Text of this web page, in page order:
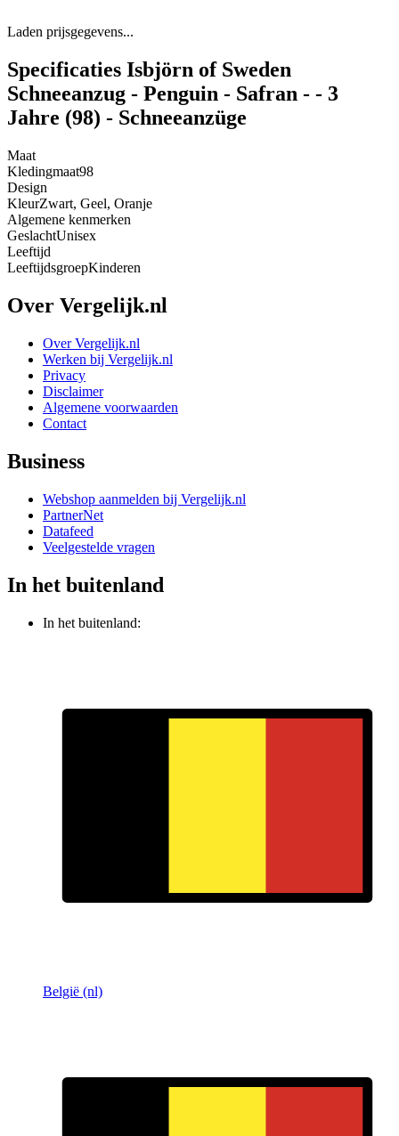
Laden prijsgegevens...
Specificaties Isbjörn of Sweden
Schneeanzug - Penguin - Safran - - 3
Jahre (98) - Schneeanzüge
Maat
Kledingmaat98
Design
KleurZwart, Geel, Oranje
Algemene kenmerken
GeslachtUnisex
Leeftijd
LeeftijdsgroepKinderen
Over Vergelijk.nl
Over Vergelijk.nl
Werken bij Vergelijk.nl
Privacy
Disclaimer
Algemene voorwaarden
Contact
Business
Webshop aanmelden bij Vergelijk.nl
PartnerNet
Datafeed
Veelgestelde vragen
In het buitenland
In het buitenland:
België (nl)